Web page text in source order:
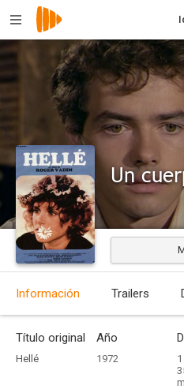
Un
Información Trailers
Título original
Hellé
Año
1972